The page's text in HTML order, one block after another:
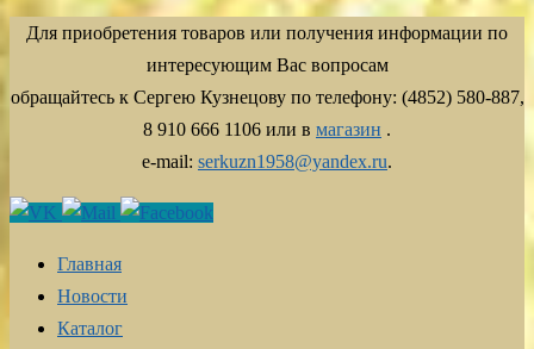
Для приобретения товаров или получения информации по
интересующим Вас вопросам
обращайтесь к Сергею Кузнецову по телефону: (4852) 580-887,
8 910 666 1106 или в магазин .
e-mail: serkuzn1958@yandex.ru.
Главная
Новости
Каталог